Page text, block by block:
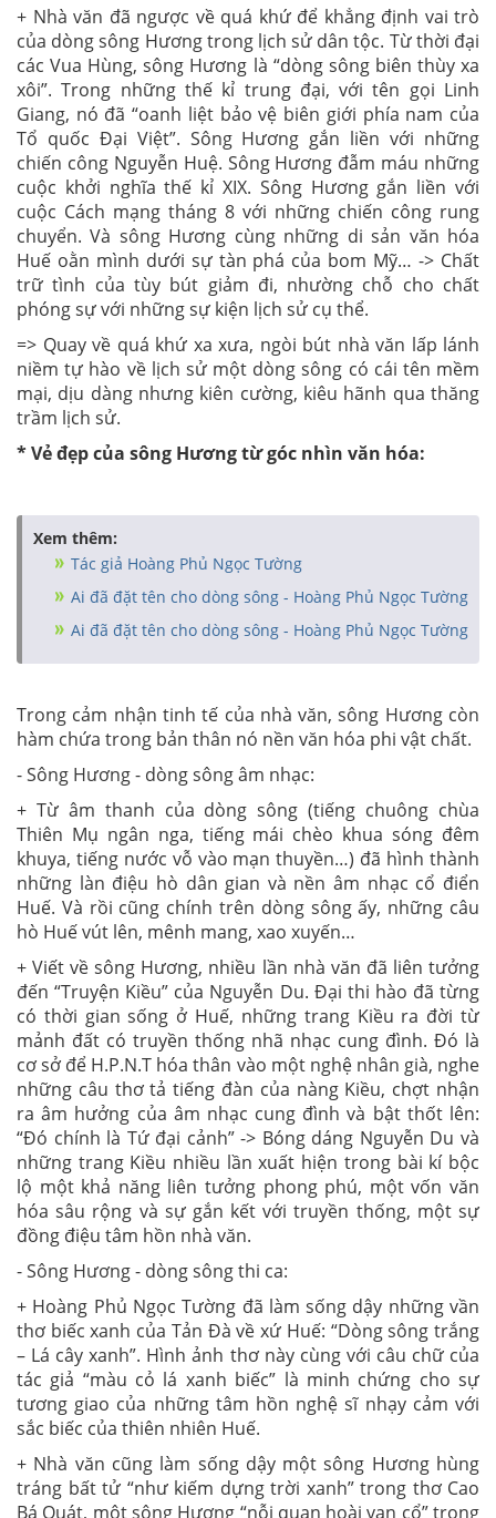
+ Nhà văn đã ngược về quá khứ để khẳng định vai trò
của dòng sông Hương trong lịch sử dân tộc. Từ thời đại
các Vua Hùng, sông Hương là “dòng sông biên thùy xa
xôi”. Trong những thế kỉ trung đại, với tên gọi Linh
Giang, nó đã “oanh liệt bảo vệ biên giới phía nam của
Tổ quốc Đại Việt”. Sông Hương gắn liền với những
chiến công Nguyễn Huệ. Sông Hương đẫm máu những
cuộc khởi nghĩa thế kỉ XIX. Sông Hương gắn liền với
cuộc Cách mạng tháng 8 với những chiến công rung
chuyển. Và sông Hương cùng những di sản văn hóa
Huế oằn mình dưới sự tàn phá của bom Mỹ… -> Chất
trữ tình của tùy bút giảm đi, nhường chỗ cho chất
phóng sự với những sự kiện lịch sử cụ thể.
=> Quay về quá khứ xa xưa, ngòi bút nhà văn lấp lánh
niềm tự hào về lịch sử một dòng sông có cái tên mềm
mại, dịu dàng nhưng kiên cường, kiêu hãnh qua thăng
trầm lịch sử.
* Vẻ đẹp của sông Hương từ góc nhìn văn hóa:
Xem thêm:
Tác giả Hoàng Phủ Ngọc Tường
Ai đã đặt tên cho dòng sông - Hoàng Phủ Ngọc Tường
Ai đã đặt tên cho dòng sông - Hoàng Phủ Ngọc Tường
Trong cảm nhận tinh tế của nhà văn, sông Hương còn
hàm chứa trong bản thân nó nền văn hóa phi vật chất.
- Sông Hương - dòng sông âm nhạc:
+ Từ âm thanh của dòng sông (tiếng chuông chùa
Thiên Mụ ngân nga, tiếng mái chèo khua sóng đêm
khuya, tiếng nước vỗ vào mạn thuyền…) đã hình thành
những làn điệu hò dân gian và nền âm nhạc cổ điển
Huế. Và rồi cũng chính trên dòng sông ấy, những câu
hò Huế vút lên, mênh mang, xao xuyến…
+ Viết về sông Hương, nhiều lần nhà văn đã liên tưởng
đến “Truyện Kiều” của Nguyễn Du. Đại thi hào đã từng
có thời gian sống ở Huế, những trang Kiều ra đời từ
mảnh đất có truyền thống nhã nhạc cung đình. Đó là
cơ sở để H.P.N.T hóa thân vào một nghệ nhân già, nghe
những câu thơ tả tiếng đàn của nàng Kiều, chợt nhận
ra âm hưởng của âm nhạc cung đình và bật thốt lên:
“Đó chính là Tứ đại cảnh” -> Bóng dáng Nguyễn Du và
những trang Kiều nhiều lần xuất hiện trong bài kí bộc
lộ một khả năng liên tưởng phong phú, một vốn văn
hóa sâu rộng và sự gắn kết với truyền thống, một sự
đồng điệu tâm hồn nhà văn.
- Sông Hương - dòng sông thi ca:
+ Hoàng Phủ Ngọc Tường đã làm sống dậy những vần
thơ biếc xanh của Tản Đà về xứ Huế: “Dòng sông trắng
– Lá cây xanh”. Hình ảnh thơ này cùng với câu chữ của
tác giả “màu cỏ lá xanh biếc” là minh chứng cho sự
tương giao của những tâm hồn nghệ sĩ nhạy cảm với
sắc biếc của thiên nhiên Huế.
+ Nhà văn cũng làm sống dậy một sông Hương hùng
tráng bất tử “như kiếm dựng trời xanh” trong thơ Cao
Bá Quát, một sông Hương “nỗi quan hoài vạn cổ” trong